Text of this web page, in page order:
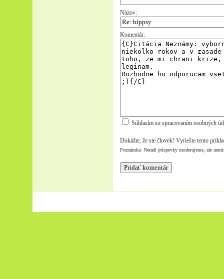
Názov:
Komentár:
Súhlasím so spracovaním osobných
Dokážte, že ste človek! Vyriešte tento
Poznámka: Neradi príspevky moderujeme, ale